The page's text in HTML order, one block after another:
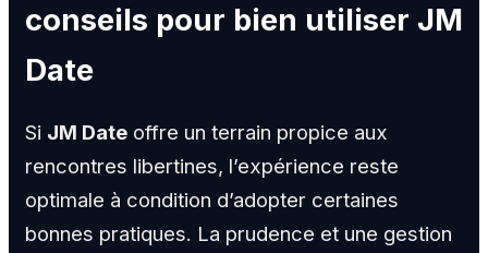
conseils pour bien utiliser JM
Date
Si JM Date offre un terrain propice aux
rencontres libertines, l’expérience reste
optimale à condition d’adopter certaines
bonnes pratiques. La prudence et une gestion